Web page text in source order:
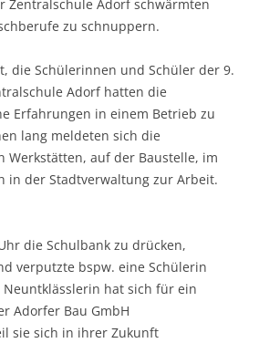
Zentralschule Adorf schwärmten
zu schnuppern.
die Schülerinnen und Schüler der 9.
Adorf hatten die
Erfahrungen in einem Betrieb zu
lang meldeten sich die
Werkstätten, auf der Baustelle, im
in der Stadtverwaltung zur Arbeit.
die Schulbank zu drücken,
verputzte bspw. eine Schülerin
Neuntklässlerin hat sich für ein
Adorfer Bau GmbH
sie sich in ihrer Zukunft